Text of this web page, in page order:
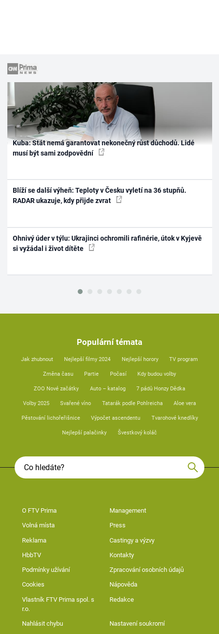
Kuba: Stát nemá garantovat nekonečný růst důchodů. Lidé
musí být sami zodpovědní
Blíží se další výheň: Teploty v Česku vyletí na 36 stupňů.
RADAR ukazuje, kdy přijde zvrat
Ohnivý úder v týlu: Ukrajinci ochromili rafinérie, útok v Kyjevě
si vyžádal i život dítěte
Populární témata
Jak zhubnout Nejlepší filmy 2024 Nejlepší horory TV program
Změna času Partie Počasí Kdy budou volby
ZOO Nové začátky Auto – katalog 7 pádů Honzy Dědka
Volby 2025 Svařené víno Tatarák podle Pohlreicha Aloe vera
Pěstování lichořeřišnice Výpočet ascendentu Tvarohové knedlíky
Nejlepší palačinky Švestkový koláč
O FTV Prima Management
Volná místa Press
Reklama Castingy a výzvy
HbbTV Kontakty
Podmínky užívání Zpracování osobních údajů
Cookies Nápověda
Vlastník FTV Prima spol. s
r.o.
Redakce
Nahlásit chybu Nastavení soukromí